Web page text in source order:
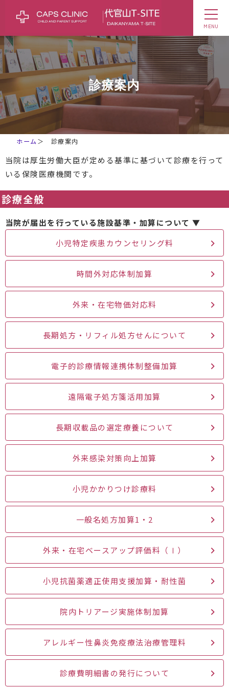
MENU
診療案内
ホーム ＞ 診療案内
当院は厚生労働大臣が定める基準に基づいて診療を行って
いる保険医療機関です。
診療全般
当院が届出を行っている施設基準・加算について ▼
小児特定疾患カウンセリング料
時間外対応体制加算
外来・在宅物価対応料
長期処方・リフィル処方せんについて
電子的診療情報連携体制整備加算
遠隔電子処方箋活用加算
長期収載品の選定療養について
外来感染対策向上加算
小児かかりつけ診療料
一般名処方加算1・2
外来・在宅ベースアップ評価料（Ⅰ）
小児抗菌薬適正使用支援加算・耐性菌
院内トリアージ実施体制加算
アレルギー性鼻炎免疫療法治療管理料
診療費明細書の発行について